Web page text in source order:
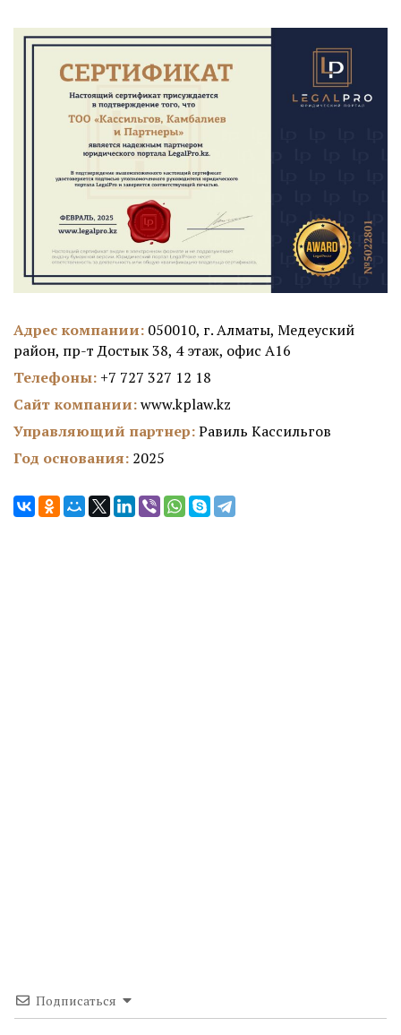
Адрес компании: 050010, г. Алматы, Медеуский
район, пр-т Достык 38, 4 этаж, офис А16
Телефоны: +7 727 327 12 18
Сайт компании:www.kplaw.kz
Управляющий партнер:Равиль Кассильгов
Год основания: 2025
Подписаться